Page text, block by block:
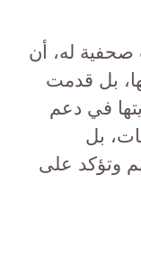
صحفية له، أن
بل قدمت
في دعم
بل
وتؤكد على